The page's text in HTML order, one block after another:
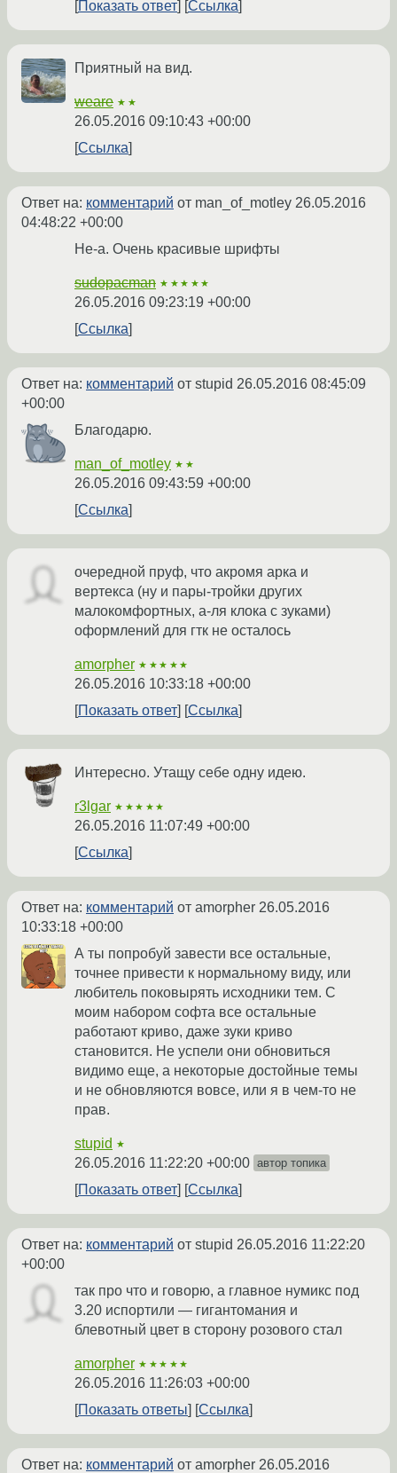
Показать ответ Ссылка
Приятный на вид.
weare ★★
26.05.2016 09:10:43 +00:00
Ссылка
Ответ на: комментарий от man_of_motley 26.05.2016
04:48:22 +00:00
Не-а. Очень красивые шрифты
sudopacman ★★★★★
26.05.2016 09:23:19 +00:00
Ссылка
Ответ на: комментарий от stupid 26.05.2016 08:45:09
+00:00
Благодарю.
man_of_motley ★★
26.05.2016 09:43:59 +00:00
Ссылка
очередной пруф, что акромя арка и
вертекса (ну и пары-тройки других
малокомфортных, а-ля клока с зуками)
оформлений для гтк не осталось
amorpher ★★★★★
26.05.2016 10:33:18 +00:00
Показать ответ
Ссылка
Интересно. Утащу себе одну идею.
r3lgar ★★★★★
26.05.2016 11:07:49 +00:00
Ссылка
Ответ на: комментарий от amorpher 26.05.2016
10:33:18 +00:00
А ты попробуй завести все остальные,
точнее привести к нормальному виду, или
любитель поковырять исходники тем. С
моим набором софта все остальные
работают криво, даже зуки криво
становится. Не успели они обновиться
видимо еще, а некоторые достойные темы
и не обновляются вовсе, или я в чем-то не
прав.
stupid ★
26.05.2016 11:22:20 +00:00 автор топика
Показать ответ Ссылка
Ответ на: комментарий от stupid 26.05.2016 11:22:20
+00:00
так про что и говорю, а главное нумикс под
3.20 испортили — гигантомания и
блевотный цвет в сторону розового стал
amorpher ★★★★★
26.05.2016 11:26:03 +00:00
Показать ответы
Ссылка
Ответ на: комментарий от amorpher 26.05.2016